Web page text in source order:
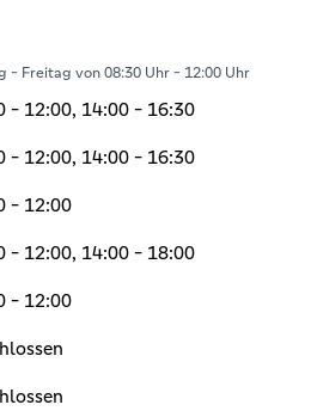
- Freitag von 08:30 Uhr - 12:00 Uhr
- 12:00, 14:00 - 16:30
- 12:00, 14:00 - 16:30
- 12:00
- 12:00, 14:00 - 18:00
- 12:00